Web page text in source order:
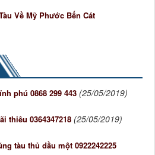
Về Mỹ Phước Bến Cát
phú 0868 299 443 (25/05/2019)
thiêu 0364347218 (25/05/2019)
tàu thủ dầu một 0922242225